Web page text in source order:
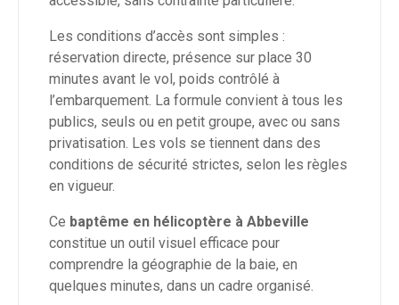
Les conditions d’accès sont simples :
réservation directe, présence sur place 30
minutes avant le vol, poids contrôlé à
l’embarquement. La formule convient à tous les
publics, seuls ou en petit groupe, avec ou sans
privatisation. Les vols se tiennent dans des
conditions de sécurité strictes, selon les règles
en vigueur.
Ce baptême en hélicoptère à Abbeville
constitue un outil visuel efficace pour
comprendre la géographie de la baie, en
quelques minutes, dans un cadre organisé.